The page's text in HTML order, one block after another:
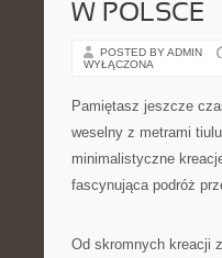
W POLSCE
POSTED BY ADMIN
WYŁĄCZONA
Pamiętasz jeszcze
weselny z metrami
minimalistyczne
fascynująca podróż
Od skromnych kreacji